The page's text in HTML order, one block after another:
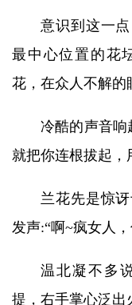
意识到这一
最中心位置的花
花，在众人不解的
冷酷的声音响
就把你连根拔起，
兰花先是惊
发声:“啊~疯女人
温北凝不多
提，右手掌心泛出